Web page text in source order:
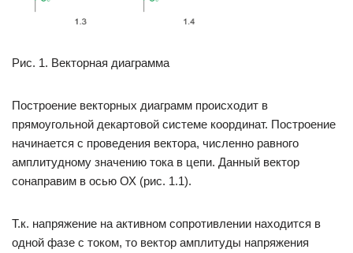
Рис. 1. Векторная диаграмма
Построение векторных диаграмм происходит в
прямоугольной декартовой системе координат. Построение
начинается с проведения вектора, численно равного
амплитудному значению тока в цепи. Данный вектор
сонаправим в осью ОХ (рис. 1.1).
Т.к. напряжение на активном сопротивлении находится в
одной фазе с током, то вектор амплитуды напряжения